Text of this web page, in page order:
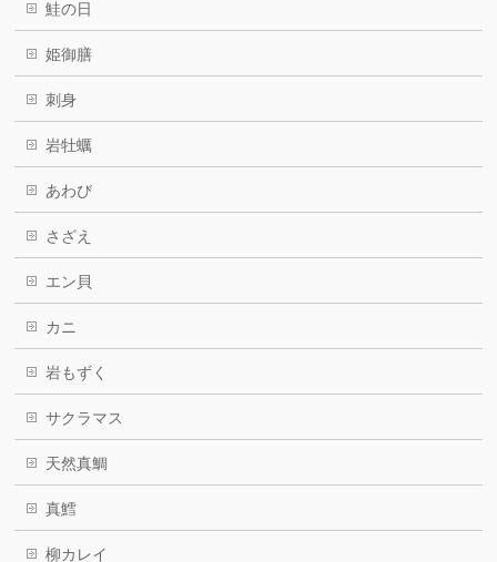
鮭の日
姫御膳
刺身
岩牡蠣
あわび
さざえ
エン貝
カニ
岩もずく
サクラマス
天然真鯛
真鱈
柳カレイ